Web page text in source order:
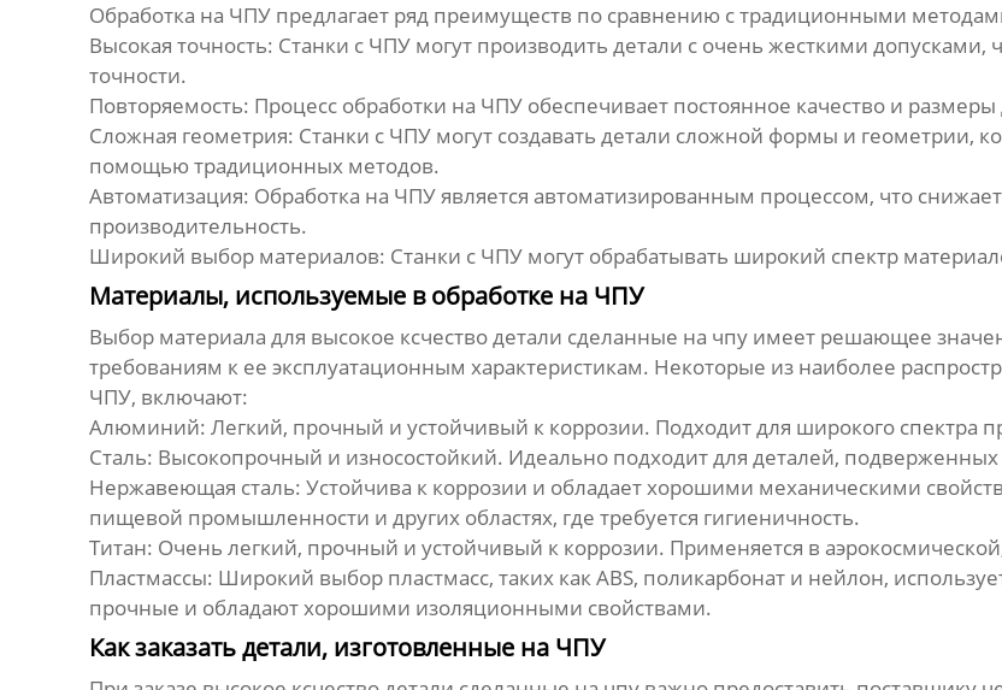
Обработка на ЧПУ предлагает ряд преимуществ по сравнению с традиционными
Высокая точность: Станки с ЧПУ могут производить детали с очень жесткими
точности.
Повторяемость: Процесс обработки на ЧПУ обеспечивает постоянное качество и
Сложная геометрия: Станки с ЧПУ могут создавать детали сложной формы и геометрии,
помощью традиционных методов.
Автоматизация: Обработка на ЧПУ является автоматизированным процессом, что
производительность.
Широкий выбор материалов: Станки с ЧПУ могут обрабатывать широкий спектр
Материалы, используемые в обработке на ЧПУ
Выбор материала для высокое ксчество детали сделанные на чпуимеет решающее
требованиям к ее эксплуатационным характеристикам. Некоторые из наиболее
ЧПУ, включают:
Алюминий: Легкий, прочный и устойчивый к коррозии. Подходит для широкого спектра
Сталь: Высокопрочный и износостойкий. Идеально подходит для деталей,
Нержавеющая сталь: Устойчива к коррозии и обладает хорошими механическими
пищевой промышленности и других областях, где требуется гигиеничность.
Титан: Очень легкий, прочный и устойчивый к коррозии. Применяется в
Пластмассы: Широкий выбор пластмасс, таких как ABS, поликарбонат и нейлон,
прочные и обладают хорошими изоляционными свойствами.
Как заказать детали, изготовленные на ЧПУ